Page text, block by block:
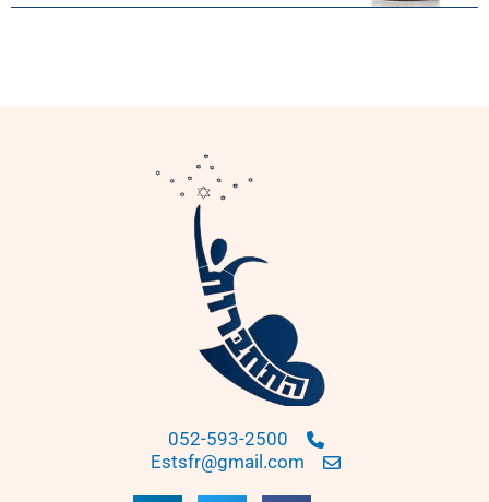
052-593-2500
Estsfr@gmail.com